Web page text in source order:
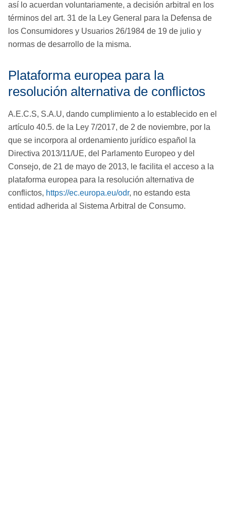
así lo acuerdan voluntariamente, a decisión arbitral en los
términos del art. 31 de la Ley General para la Defensa de
los Consumidores y Usuarios 26/1984 de 19 de julio y
normas de desarrollo de la misma.
Plataforma europea para la
resolución alternativa de conflictos
A.E.C.S, S.A.U, dando cumplimiento a lo establecido en el
artículo 40.5. de la Ley 7/2017, de 2 de noviembre, por la
que se incorpora al ordenamiento jurídico español la
Directiva 2013/11/UE, del Parlamento Europeo y del
Consejo, de 21 de mayo de 2013, le facilita el acceso a la
plataforma europea para la resolución alternativa de
conflictos, https://ec.europa.eu/odr, no estando esta
entidad adherida al Sistema Arbitral de Consumo.